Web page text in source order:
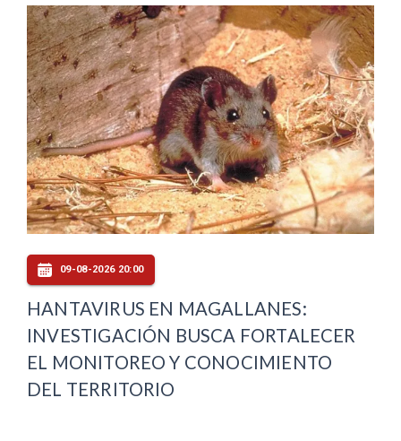
09-08-2026 20:00
HANTAVIRUS EN MAGALLANES:
INVESTIGACIÓN BUSCA FORTALECER
EL MONITOREO Y CONOCIMIENTO
DEL TERRITORIO